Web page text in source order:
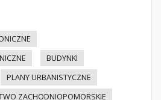
BUDYNKI
PLANY URBANISTYCZNE
ZACHODNIOPOMORSKIE